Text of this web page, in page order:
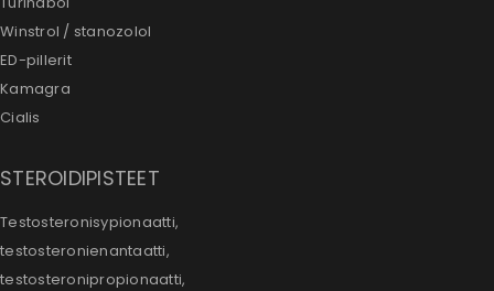
Winstrol / stanozolol
ED-pillerit
Kamagra
Cialis
STEROIDIPISTEET
Testosteronisypionaatti,
testosteronienantaatti,
testosteronipropionaatti,